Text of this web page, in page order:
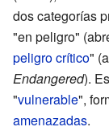
dos categorías
"en peligro"
peligro crítico"
Endangered).
"vulnerable",
amenazadas.